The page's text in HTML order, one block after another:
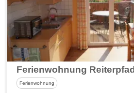
Ferienwohnung Reiterpfad
Ferienwohnung